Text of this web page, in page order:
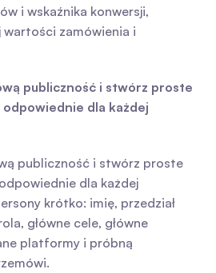
i wskaźnika konwersji,
zamówienia i
publiczność i stwórz proste
dla każdej
publiczność i stwórz proste
dla każdej
krótko: imię, przedział
główne cele, główne
platformy i próbną